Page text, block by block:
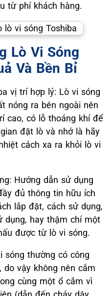
từ phí khách hàng.
Lò Vi Sóng
Và Bền Bỉ
vị trí hợp lý: Lò vi sóng
nóng ra bên ngoài nên
cao, có lỗ thoáng khí để
đặt lò và nhớ là hãy
cách xa ra khỏi lò vi
Hướng dẫn sử dụng
đủ thông tin hữu ích
lắp đặt, cách sử dụng,
dụng, hay thậm chí một
được từ lò vi sóng.
sóng thường có công
do vậy không nên cắm
cùng một ổ cắm vì